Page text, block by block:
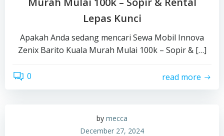
Lepas Kunci
Apakah Anda sedang mencari Sewa Mobil Innova
Zenix Barito Kuala Murah Mulai 100k – Sopir & […]
0 read more
by mecca
December 27, 2024